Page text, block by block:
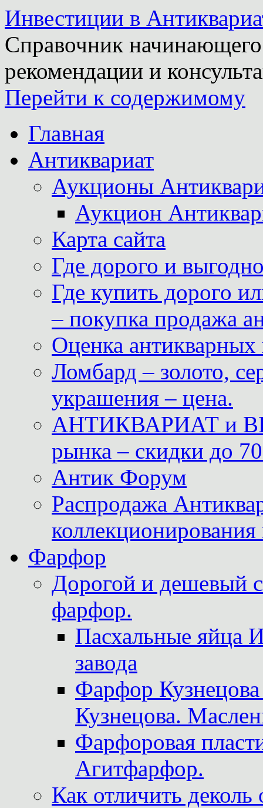
Инвестиции в
Справочник
рекомендации и
Перейти к содержимому
Главная
Антиквариат
Аукционы
Аукцион
Карта сайта
Где дорого и
Где купить дорого
– покупка продажа
Оценка антикварных
Ломбард – золото,
украшения – цена.
АНТИКВАРИАТ и
рынка – скидки до
Антик Форум
Распродажа
Фарфор
Дорогой и дешевый
фарфор.
Пасхальные яйца
завода
Фарфор
Кузнецова.
Фарфоровая
Агитфарфор.
Как отличить